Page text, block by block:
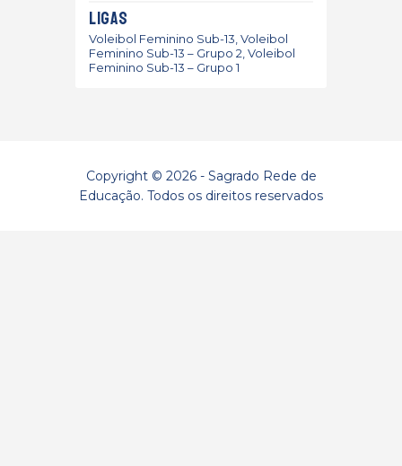
Ligas
Voleibol Feminino Sub-13, Voleibol
Feminino Sub-13 – Grupo 2, Voleibol
Feminino Sub-13 – Grupo 1
Copyright © 2026 - Sagrado Rede de
Educação. Todos os direitos reservados